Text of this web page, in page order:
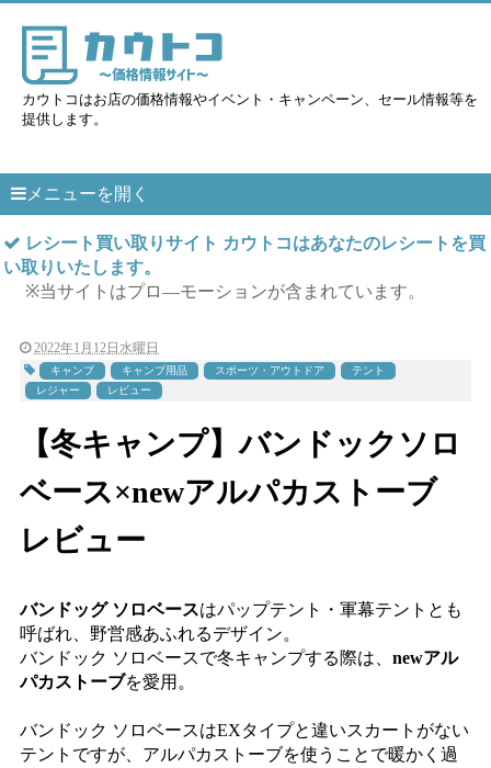
カウトコはお店の価格情報やイベント・キャンペーン、セール情報等を
提供します。
メニューを開く
レシート買い取りサイト カウトコはあなたのレシートを買
い取りいたします。
※当サイトはプロ―モーションが含まれています。
2022年1月12日水曜日
キャンプ キャンプ用品 スポーツ・アウトドア
テント
レジャー
レビュー
【冬キャンプ】バンドックソロ
ベース×newアルパカストーブ
レビュー
バンドッグ ソロベースはパップテント・軍幕テントとも
呼ばれ、野営感あふれるデザイン。
バンドック ソロベースで冬キャンプする際は、 newアル
パカストーブを愛用。
バンドック ソロベースはEXタイプと違いスカートがない
テントですが、アルパカストーブを使うことで暖かく過